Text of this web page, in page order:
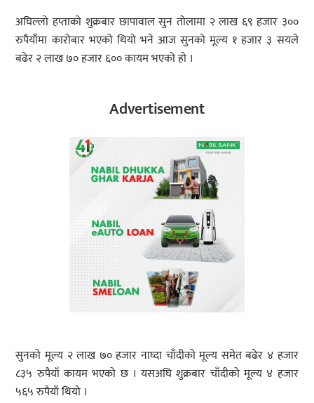
अघिल्लो हप्ताको शुक्रबार छापावाल सुन तोलामा २ लाख ६९ हजार ३००
रुपैयाँमा कारोबार भएको थियो भने आज सुनको मूल्य १ हजार ३ सयले
बढेर २ लाख ७० हजार ६०० कायम भएको हो ।
Advertisement
सुनको मूल्य २ लाख ७० हजार नाघ्दा चाँदीको मूल्य समेत बढेर ४ हजार
८३५ रुपैयाँ कायम भएको छ । यसअघि शुक्रबार चाँदीको मूल्य ४ हजार
५६५ रुपैयाँ थियो ।